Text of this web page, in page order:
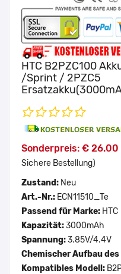
HTC B2PZC100
/Sprint / 2PZC5
Sonderpreis: € 26.00
Sichere Bestellung)
Zustand: Neu
Art.-Nr.: ECN11510_Te
Passend für Marke: HTC
Kapazität:3000mAh
Spannung:3.85V/4.4V
Chemischer Aufbau
Kompatibles Modell: